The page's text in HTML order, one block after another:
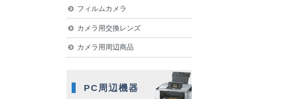
フィルムカメラ
カメラ用交換レンズ
カメラ用周辺商品
PC周辺機器